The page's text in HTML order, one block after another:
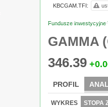
Fundusze inwestycyjne
GAMMA
346.39
PROFIL
WYKRES STOPA
KBCGAM.TFI: